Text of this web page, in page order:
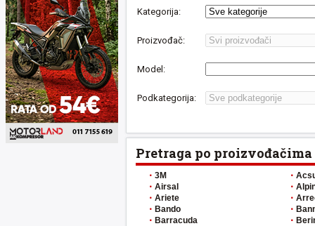
Kategorija:
Proizvođač:
Model:
Podkategorija:
Pretraga po proizvođačima
3M
Airsal
Ariete
Bando
Barracuda